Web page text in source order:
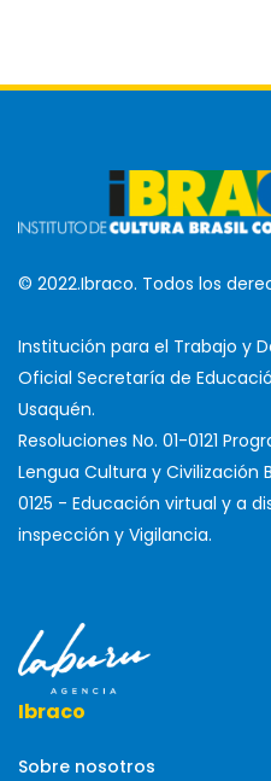
© 2022.Ibraco. Todos los
Institución para el Trabajo y
Oficial Secretaría de
Usaquén.
Resoluciones No. 01-0121
Lengua Cultura y Civilización
0125 - Educación virtual y a
inspección y Vigilancia.
Ibraco
Sobre nosotros